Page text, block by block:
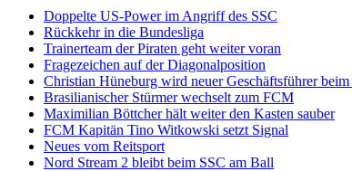
Doppelte US-Power im Angriff des SSC
Rückkehr in die Bundesliga
Trainerteam der Piraten geht weiter voran
Fragezeichen auf der Diagonalposition
Christian Hüneburg wird neuer Geschäftsführer
Brasilianischer Stürmer wechselt zum FCM
Maximilian Böttcher hält weiter den Kasten sauber
FCM Kapitän Tino Witkowski setzt Signal
Neues vom Reitsport
Nord Stream 2 bleibt beim SSC am Ball